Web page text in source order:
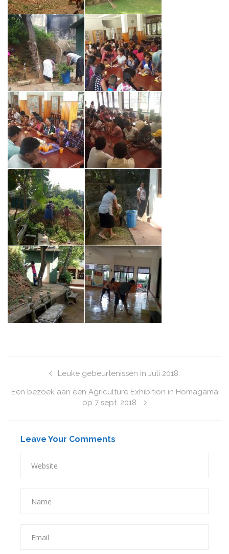
Leuke gebeurtenissen in Juli 2018.
Een bezoek aan een Agriculture Exhibition in Homagama
op 7 sept. 2018.
Leave Your Comments